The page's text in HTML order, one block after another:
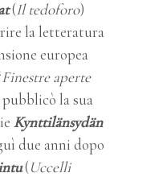
(Il tedoforo)
la letteratura
europea
Finestre aperte
pubblicò la sua
Kynttilänsydän
due anni dopo
(Uccelli